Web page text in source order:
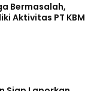
Bermasalah,
Aktivitas PT KBM